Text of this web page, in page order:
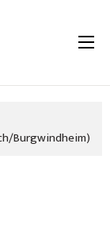
Burgwindheim)